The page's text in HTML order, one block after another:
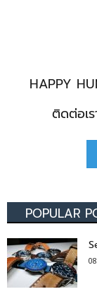
HAPPY
ติดต่อเร
POPULAR